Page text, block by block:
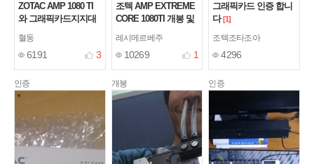
ZOTAC AMP 1080 TI
와 그래픽카드지지대
혈동
6191 3
조텍 AMP EXTREME
CORE 1080TI 개봉 및
레시메르베주
10269 1
그래픽카드 인증 합니
다 [1]
조텍조타조아
4296
인증 개봉 인증